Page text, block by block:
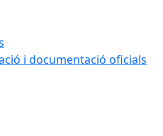
i documentació oficials